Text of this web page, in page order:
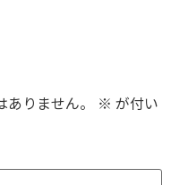
りません。 ※ が付い